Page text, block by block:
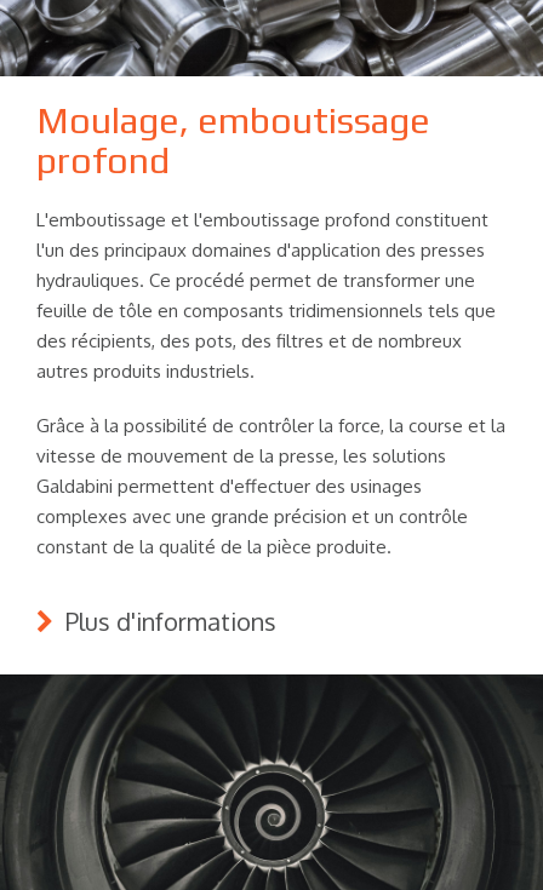
Moulage, emboutissage
profond
L'emboutissage et l'emboutissage profond constituent
l'un des principaux domaines d'application des presses
hydrauliques. Ce procédé permet de transformer une
feuille de tôle en composants tridimensionnels tels que
des récipients, des pots, des filtres et de nombreux
autres produits industriels.
Grâce à la possibilité de contrôler la force, la course et la
vitesse de mouvement de la presse, les solutions
Galdabini permettent d'effectuer des usinages
complexes avec une grande précision et un contrôle
constant de la qualité de la pièce produite.
Plus d'informations